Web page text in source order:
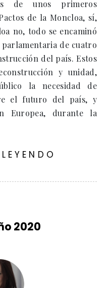
de unos primeros
de la Moncloa, sí,
no, todo se encaminó
de cuatro
del país. Estos
y unidad,
la necesidad de
el futuro del país, y
Europea, durante la
2020